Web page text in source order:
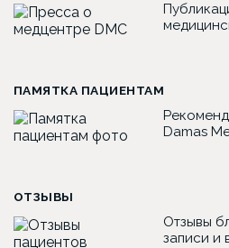
ПАМЯТКА ПАЦИЕНТАМ
Damas
ОТЗЫВЫ
Отзывы
записи и